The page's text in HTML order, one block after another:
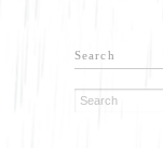
Search